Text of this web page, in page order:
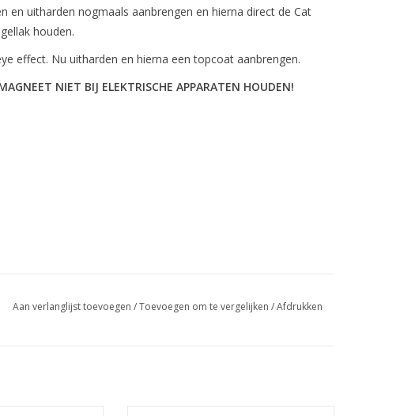
en uitharden nogmaals aanbrengen en hierna direct de Cat
houden.
effect. Nu uitharden en hierna een topcoat aanbrengen.
NIET BIJ ELEKTRISCHE APPARATEN HOUDEN!
Aan verlanglijst toevoegen /Toevoegen om te vergelijken /Afdrukken